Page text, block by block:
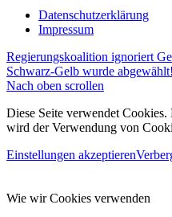
Datenschutzerklärung
Impressum
Regierungskoalition ignoriert
Schwarz-Gelb wurde abgewählt!
Nach oben scrollen
Diese Seite verwendet
wird der Verwendung von
Einstellungen akzeptieren
Wie wir Cookies verwenden